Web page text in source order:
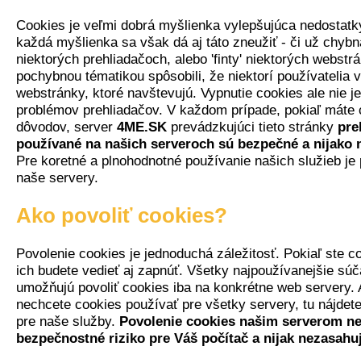
Cookies je veľmi dobrá myšlienka vylepšujúca
každá myšlienka sa však dá aj táto zneužiť - či už
niektorých prehliadačoch, alebo 'finty' niektorých
pochybnou tématikou spôsobili, že niektorí používatelia
webstránky, ktoré navštevujú. Vypnutie cookies ale nie
problémov prehliadačov. V každom prípade, pokiaľ
dôvodov, server 4ME.SK prevádzkujúci tieto stránky
používané na našich serveroch sú bezpečné a nijako
Pre koretné a plnohodnotné používanie našich služieb
naše servery.
Ako povoliť cookies?
Povolenie cookies je jednoduchá záležitosť. Pokiaľ ste
ich budete vedieť aj zapnúť. Všetky najpoužívanejšie
umožňujú povoliť cookies iba na konkrétne web servery.
nechcete cookies používať pre všetky servery, tu
pre naše služby. Povolenie cookies našim serverom
bezpečnostné riziko pre Váš počítač a nijak